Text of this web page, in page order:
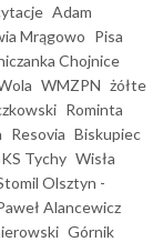
Adam
Mrągowo Pisa
Chojnice
WMZPN żółte
Rominta
Resovia Biskupiec
Tychy Wisła
Olsztyn -
Alancewicz
Górnik